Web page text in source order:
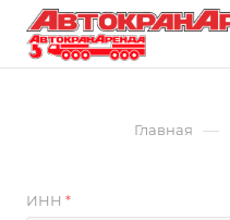
Главная —
ИНН *